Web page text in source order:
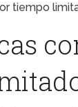
tiempo